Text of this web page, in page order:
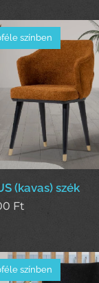
(kavas) szék
színben
Ft
színben